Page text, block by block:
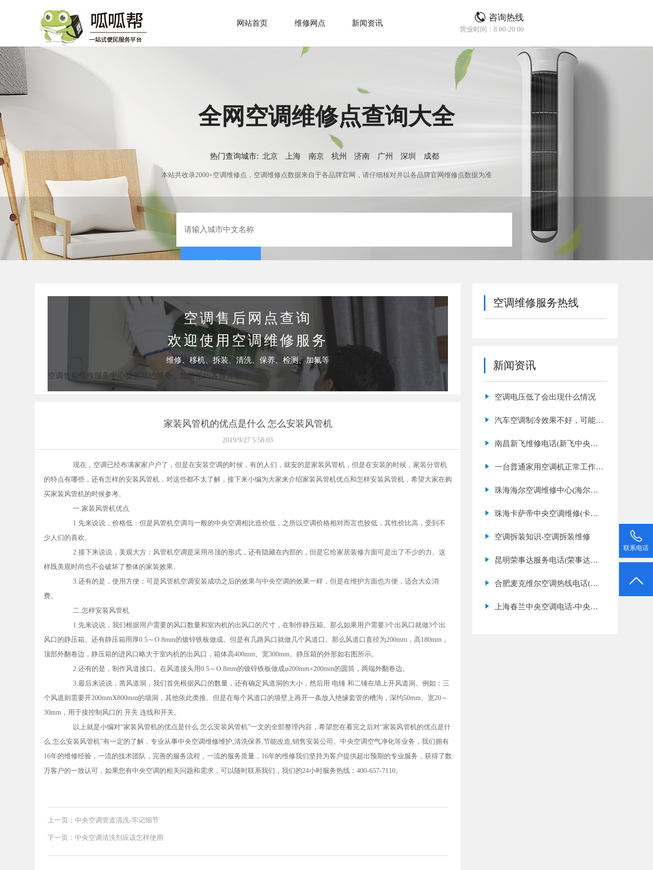
网站首页 维修网点 新闻资讯
咨询热线
营业时间：8:00-20:00
全网空调维修点查询大全
热门查询城市: 北京 上海 南京 杭州 济南 广州 深圳 成都
本站共收录2000+空调维修点，空调维修点数据来自于各品牌官网，请仔细核对并以各品牌官网维修点数据为准
空调售后网点查询
欢迎使用空调维修服务
维修、移机、拆装、清洗、保养、检测、加氟等
空调售后维修服务中心提供预约服务，如需预约客服直拨：
家装风管机的优点是什么 怎么安装风管机
2019/9/27 5:58:03
现在，空调已经布满家家户户了，但是在安装空调的时候，有的人们，就安的是家装风管机，但是在安装的时候，家装分管机
的特点有哪些，还有怎样的安装风管机，对这些都不太了解，接下来小编为大家来介绍家装风管机优点和怎样安装风管机，希望大家在购
买家装风管机的时候参考。
一.家装风管机优点
1.先来说说，价格低：但是风管机空调与一般的中央空调相比造价低，之所以空调价格相对而言也较低，其性价比高，受到不
少人们的喜欢。
2.接下来说说，美观大方：风管机空调是采用吊顶的形式，还有隐藏在内部的，但是它给家居装修方面可是出了不少的力。这
样既美观时尚也不会破坏了整体的家装效果。
3.还有的是，使用方便：可是风管机空调安装成功之后的效果与中央空调的效果一样，但是在维护方面也方便，适合大众消
费。
二.怎样安装风管机
1.先来说说，我们根据用户需要的风口数量和室内机的出风口的尺寸，在制作静压箱。那么如果用户需要3个出风口就做3个出
风口的静压箱。还有静压箱用厚0.5～O.8mm的镀锌铁板做成。但是有几路风口就做几个风道口。那么风道口直径为200mm，高180mm，
顶部外翻卷边，静压箱的进风口略大于室内机的出风口，箱体高400mm、宽300mm。静压箱的外形如右图所示。
2.还有的是，制作风道接口。在风道接头用0.5～O.8mm的镀锌铁板做成φ200mm×200mm的圆筒，两端外翻卷边。
3.最后来说说，凿风道洞，我们首先根据风口的数量，还有确定风道洞的大小，然后用 电锤 和二锤在墙上开风道洞。例如：三
个风道则需要开200mmX800mm的墙洞，其他依此类推。但是在每个风道口的墙壁上再开一条放入绝缘套管的槽沟，深约50mm、宽20～
30mm，用于接控制风口的 开关 连线和开关。
以上就是小编对“家装风管机的优点是什么 怎么安装风管机”一文的全部整理内容，希望您在看完之后对“家装风管机的优点是什
么 怎么安装风管机”有一定的了解，专业从事中央空调维修维护,清洗保养,节能改造,销售安装公司、中央空调空气净化等业务，我们拥有
16年的维修经验，一流的技术团队，完善的服务流程，一流的服务质量，16年的维修我们坚持为客户提供超出预期的专业服务，获得了数
万客户的一致认可，如果您有中央空调的相关问题和需求，可以随时联系我们，我们的24小时服务热线：400-657-7110。
上一页：中央空调管道清洗-牢记细节
下一页：中央空调清洗剂应该怎样使用
空调维修服务热线
新闻资讯
空调电压低了会出现什么情况
汽车空调制冷效果不好，可能都
南昌新飞维修电话(新飞中央空
一台普通家用空调机正常工作时
珠海海尔空调维修中心(海尔空
珠海卡萨帝中央空调维修(卡萨
空调拆装知识-空调拆装维修
昆明荣事达服务电话(荣事达空
合肥麦克维尔空调热线电话(麦
上海春兰中央空调电话-中央空
联系电话